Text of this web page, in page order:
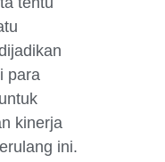
para
kinerja
ini.